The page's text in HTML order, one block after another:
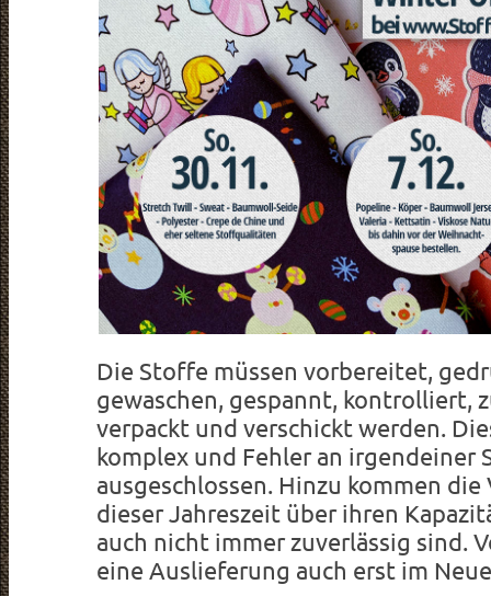
Die Stoffe müssen vorbereitet,
gewaschen, gespannt, kontrolliert,
verpackt und verschickt werden.
komplex und Fehler an irgendeiner
ausgeschlossen. Hinzu kommen die
dieser Jahreszeit über ihren
auch nicht immer zuverlässig sind.
eine Auslieferung auch erst im